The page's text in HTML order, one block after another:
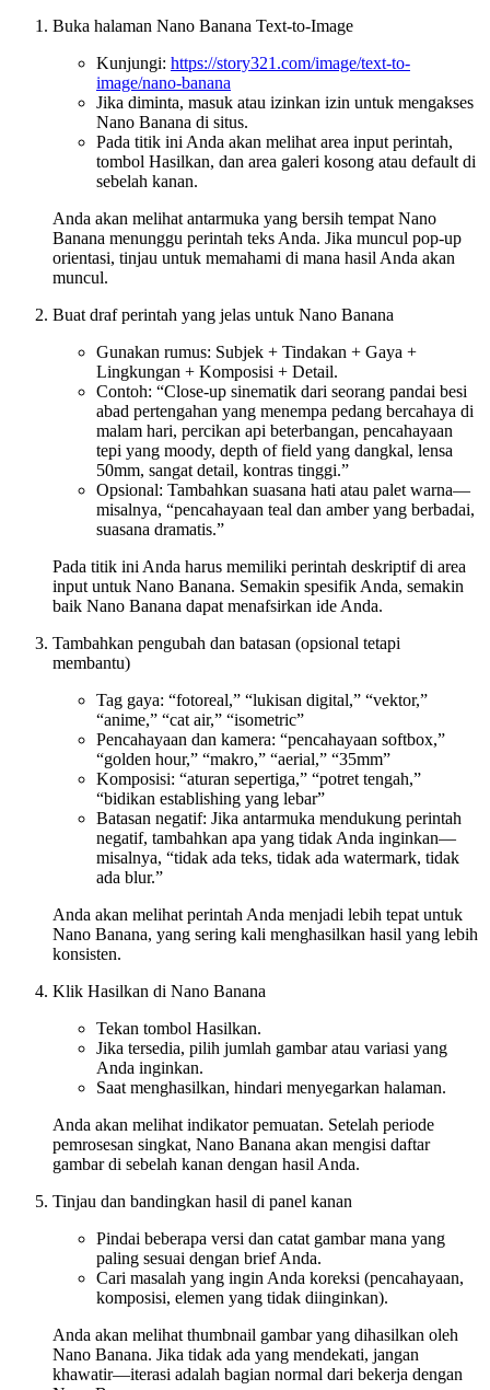
Buka halaman Nano Banana Text-to-Image
Kunjungi: https://story321.com/image/text-to-
image/nano-banana
Jika diminta, masuk atau izinkan izin untuk mengakses
Nano Banana di situs.
Pada titik ini Anda akan melihat area input perintah,
tombol Hasilkan, dan area galeri kosong atau default di
sebelah kanan.
Anda akan melihat antarmuka yang bersih tempat Nano
Banana menunggu perintah teks Anda. Jika muncul pop-up
orientasi, tinjau untuk memahami di mana hasil Anda akan
muncul.
Buat draf perintah yang jelas untuk Nano Banana
Gunakan rumus: Subjek + Tindakan + Gaya +
Lingkungan + Komposisi + Detail.
Contoh: “Close-up sinematik dari seorang pandai besi
abad pertengahan yang menempa pedang bercahaya di
malam hari, percikan api beterbangan, pencahayaan
tepi yang moody, depth of field yang dangkal, lensa
50mm, sangat detail, kontras tinggi.”
Opsional: Tambahkan suasana hati atau palet warna—
misalnya, “pencahayaan teal dan amber yang berbadai,
suasana dramatis.”
Pada titik ini Anda harus memiliki perintah deskriptif di area
input untuk Nano Banana. Semakin spesifik Anda, semakin
baik Nano Banana dapat menafsirkan ide Anda.
Tambahkan pengubah dan batasan (opsional tetapi
membantu)
Tag gaya: “fotoreal,” “lukisan digital,” “vektor,”
“anime,” “cat air,” “isometric”
Pencahayaan dan kamera: “pencahayaan softbox,”
“golden hour,” “makro,” “aerial,” “35mm”
Komposisi: “aturan sepertiga,” “potret tengah,”
“bidikan establishing yang lebar”
Batasan negatif: Jika antarmuka mendukung perintah
negatif, tambahkan apa yang tidak Anda inginkan—
misalnya, “tidak ada teks, tidak ada watermark, tidak
ada blur.”
Anda akan melihat perintah Anda menjadi lebih tepat untuk
Nano Banana, yang sering kali menghasilkan hasil yang lebih
konsisten.
Klik Hasilkan di Nano Banana
Tekan tombol Hasilkan.
Jika tersedia, pilih jumlah gambar atau variasi yang
Anda inginkan.
Saat menghasilkan, hindari menyegarkan halaman.
Anda akan melihat indikator pemuatan. Setelah periode
pemrosesan singkat, Nano Banana akan mengisi daftar
gambar di sebelah kanan dengan hasil Anda.
Tinjau dan bandingkan hasil di panel kanan
Pindai beberapa versi dan catat gambar mana yang
paling sesuai dengan brief Anda.
Cari masalah yang ingin Anda koreksi (pencahayaan,
komposisi, elemen yang tidak diinginkan).
Anda akan melihat thumbnail gambar yang dihasilkan oleh
Nano Banana. Jika tidak ada yang mendekati, jangan
khawatir—iterasi adalah bagian normal dari bekerja dengan